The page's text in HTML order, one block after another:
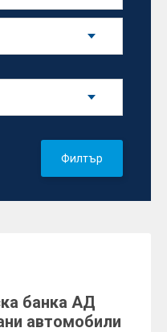
Филтър
банка АД
автомобили